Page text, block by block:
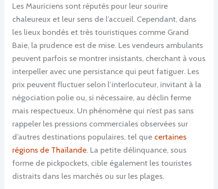
Les Mauriciens sont réputés pour leur sourire
chaleureux et leur sens de l’accueil. Cependant, dans
les lieux bondés et très touristiques comme Grand
Baie, la prudence est de mise. Les vendeurs ambulants
peuvent parfois se montrer insistants, cherchant à vous
interpeller avec une persistance qui peut fatiguer. Les
prix peuvent fluctuer selon l’interlocuteur, invitant à la
négociation polie ou, si nécessaire, au déclin ferme
mais respectueux. Un phénomène qui n’est pas sans
rappeler les pressions commerciales observées sur
d’autres destinations populaires, tel que certaines
régions de Thaïlande. La petite délinquance, sous
forme de pickpockets, cible également les touristes
distraits dans les marchés ou sur les plages.